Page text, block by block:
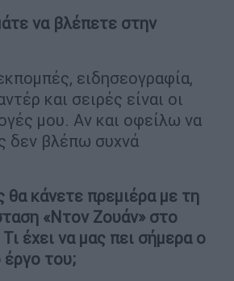
να βλέπετε στην
ειδησεογραφία,
και σειρές είναι οι
μου. Αν και οφείλω να
δεν βλέπω συχνά
θα κάνετε πρεμιέρα με τη
«Ντον Ζουάν» στο
έχει να μας πει σήμερα ο
έργο του;